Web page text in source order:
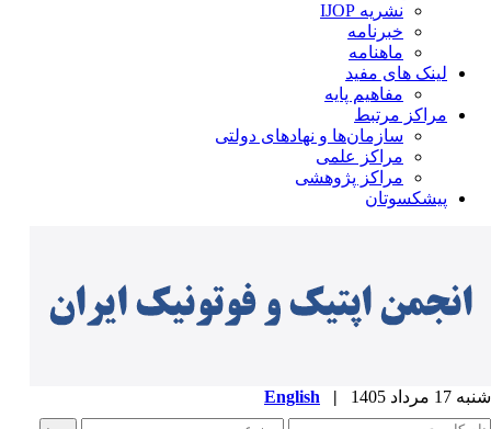
نشریه IJOP
خبرنامه
ماهنامه
لینک های مفید
مفاهیم پایه
مراکز مرتبط
سازمان‌ها و نهادهای دولتی
مراکز علمی
مراکز پژوهشی
پیشکسوتان
مرداد 1405 |
English